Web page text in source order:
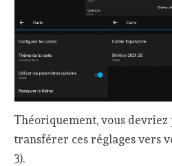
Théoriquement, vous
transférer ces réglages vers
3).